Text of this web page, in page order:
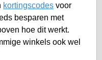
kortingscodes voor
besparen met
hoe dit werkt.
winkels ook wel